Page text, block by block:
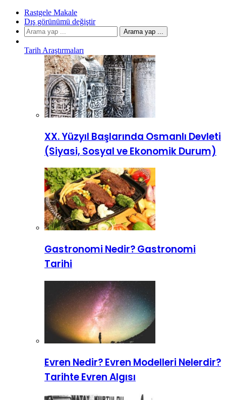
Rastgele Makale
Dış görünümü değiştir
Arama yap ...
Tarih Araştırmaları
XX. Yüzyıl Başlarında Osmanlı Devleti
(Siyasi, Sosyal ve Ekonomik Durum)
Gastronomi Nedir? Gastronomi
Tarihi
Evren Nedir? Evren Modelleri Nelerdir?
Tarihte Evren Algısı